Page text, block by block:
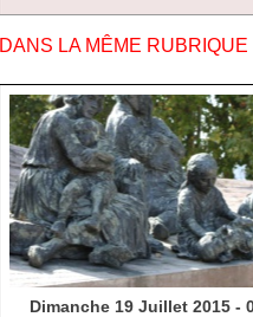
DANS LA MÊME RUBRIQUE
Dimanche 19 Juillet 2015 -